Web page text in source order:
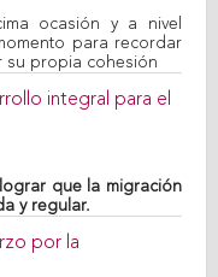
ocasión y a nivel
para recordar
su propia cohesión
integral para el
que la migración
y regular.
por la